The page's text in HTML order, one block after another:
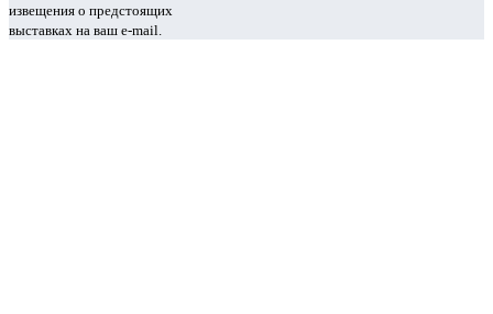
извещения о предстоящих
выставках на ваш e-mail.